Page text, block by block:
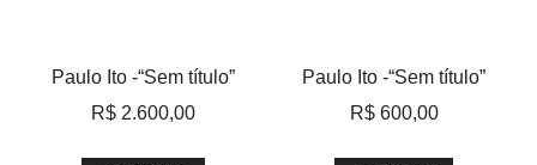
Paulo Ito -“Sem título”
R$ 2.600,00
Paulo Ito -“Sem título”
R$600,00